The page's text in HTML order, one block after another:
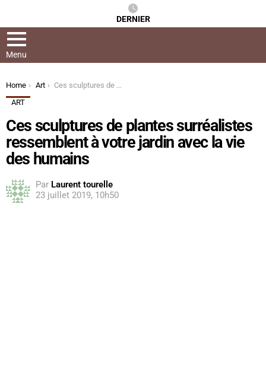
DERNIER
Menu
You are here:
Home Art
Ces sculptures de plantes surréalistes ressemblent à votre jardin avec la vie des humains
ART
Ces sculptures de plantes surréalistes
ressemblent à votre jardin avec la vie
des humains
Par Laurent tourelle
23 juillet 2019, 10h50